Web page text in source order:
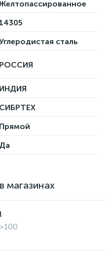
14305
сталь
РОССИЯ
ИНДИЯ
СИБРТЕХ
Прямой
Да
магазинах